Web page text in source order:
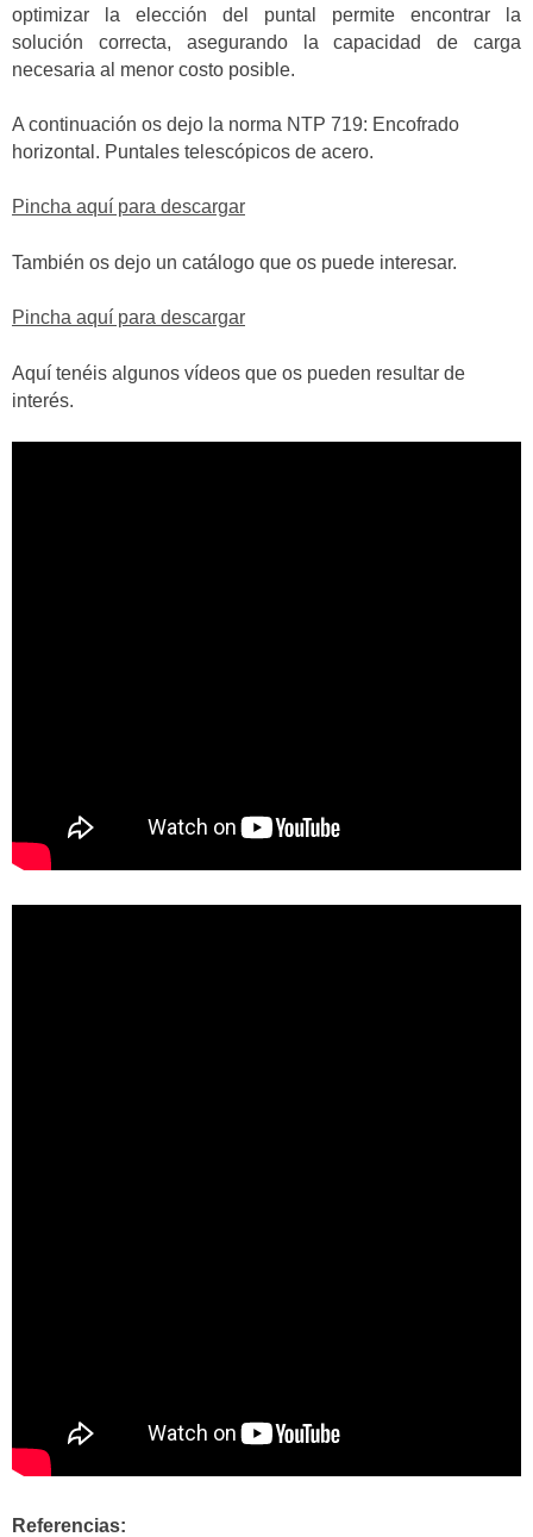
optimizar la elección del puntal permite encontrar la
solución correcta, asegurando la capacidad de carga
necesaria al menor costo posible.
A continuación os dejo la norma NTP 719: Encofrado
horizontal. Puntales telescópicos de acero.
Pincha aquí para descargar
También os dejo un catálogo que os puede interesar.
Pincha aquí para descargar
Aquí tenéis algunos vídeos que os pueden resultar de
interés.
Referencias: